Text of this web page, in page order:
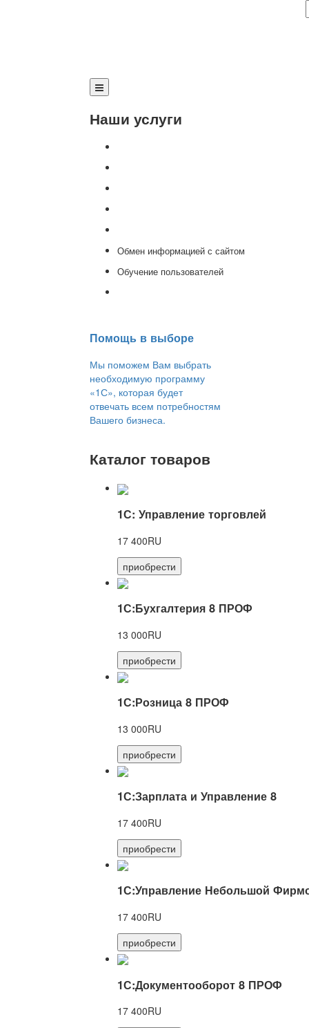
Наши услуги
Обмен информацией с сайтом
Обучение пользователей
Помощь в выборе
Мы поможем Вам выбрать
необходимую программу
«1С», которая будет
отвечать всем потребностям
Вашего бизнеса.
Каталог товаров
1С: Управление торговлей
17 400RU
приобрести
1С:Бухгалтерия 8 ПРОФ
13 000RU
приобрести
1С:Розница 8 ПРОФ
13 000RU
приобрести
1С:Зарплата и Управление 8
17 400RU
приобрести
1С:Управление Небольшой
17 400RU
приобрести
1С:Документооборот 8 ПРОФ
17 400RU